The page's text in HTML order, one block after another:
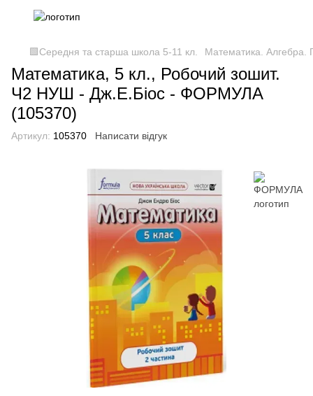
🟩Середня та старша школа 5-11 кл. Математика. Алгебра.
Математика, 5 кл., Робочий зошит.
Ч2 НУШ - Дж.Е.Біос - ФОРМУЛА
(105370)
Артикул: 105370 Написати відгук